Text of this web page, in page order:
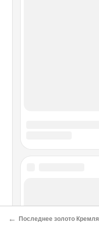
← Последнее золото Кремля